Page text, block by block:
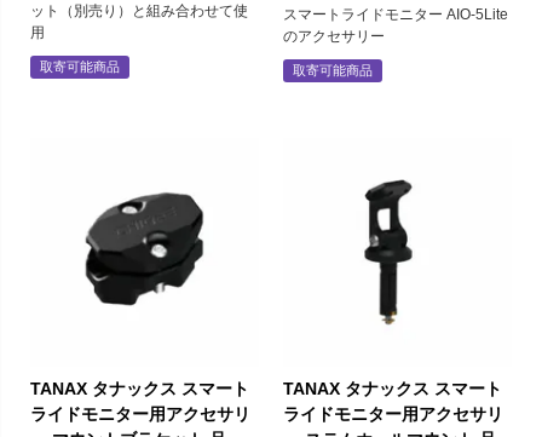
ット（別売り）と組み合わせて使
用
取寄可能商品
スマートライドモニター AIO-5Lite
のアクセサリー
取寄可能商品
TANAX タナックス スマート
ライドモニター用アクセサリ
TANAX タナックス スマート
ライドモニター用アクセサリ